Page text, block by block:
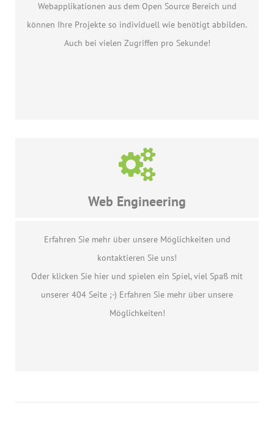
Webapplikationen aus dem Open Source Bereich und
können Ihre Projekte so individuell wie benötigt abbilden.
Auch bei vielen Zugriffen pro Sekunde!
Web Engineering
Erfahren Sie mehr über unsere Möglichkeiten und
kontaktieren Sie uns!
Oder klicken Sie hier und spielen ein Spiel, viel Spaß mit
unserer 404 Seite ;-) Erfahren Sie mehr über unsere
Möglichkeiten!